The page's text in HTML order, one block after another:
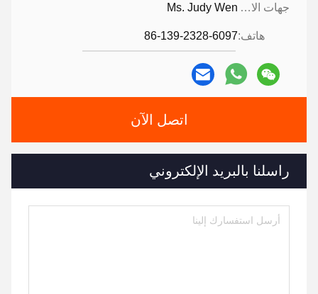
جهات الاتصال: Ms. Judy Wen
هاتف:86-139-2328-6097
اتصل الآن
راسلنا بالبريد الإلكتروني